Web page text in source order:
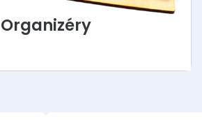
Organizéry